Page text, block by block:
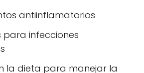
antiinflamatorios
para infecciones
la dieta para manejar la